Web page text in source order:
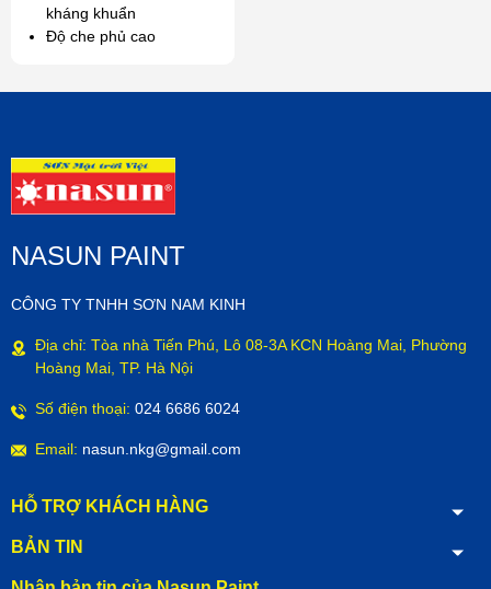
kháng khuẩn
Độ che phủ cao
NASUN PAINT
CÔNG TY TNHH SƠN NAM KINH
Địa chỉ: Tòa nhà Tiến Phú, Lô 08-3A KCN Hoàng Mai, Phường
Hoàng Mai, TP. Hà Nội
Số điện thoại: 024 6686 6024
Email: nasun.nkg@gmail.com
HỖ TRỢ KHÁCH HÀNG
BẢN TIN